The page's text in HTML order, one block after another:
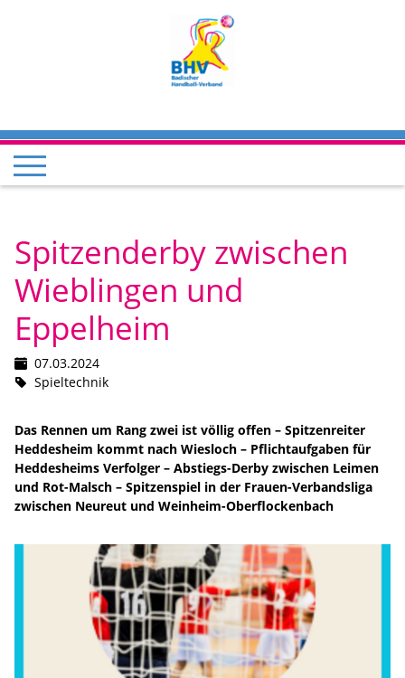
Spitzenderby zwischen
Wieblingen und
Eppelheim
07.03.2024
Spieltechnik
Das Rennen um Rang zwei ist völlig offen – Spitzenreiter
Heddesheim kommt nach Wiesloch – Pflichtaufgaben für
Heddesheims Verfolger – Abstiegs-Derby zwischen Leimen
und Rot-Malsch – Spitzenspiel in der Frauen-Verbandsliga
zwischen Neureut und Weinheim-Oberflockenbach